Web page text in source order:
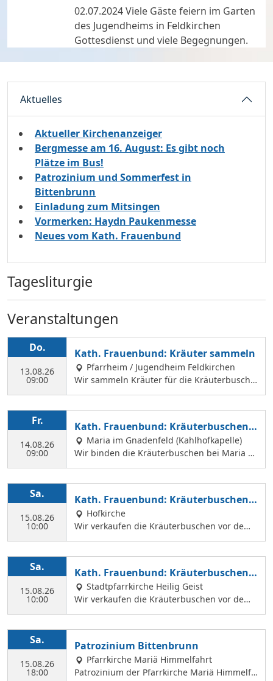
02.07.2024Viele Gäste feiern im Garten
des Jugendheims in Feldkirchen
Gottesdienst und viele Begegnungen.
Aktuelles
Aktueller Kirchenanzeiger
Bergmesse am 16. August: Es gibt noch
Plätze im Bus!
Patrozinium und Sommerfest in
Bittenbrunn
Einladung zum Mitsingen
Vormerken: Haydn Paukenmesse
Neues vom Kath. Frauenbund
Tagesliturgie
Veranstaltungen
Do.
13.08.26
09:00
Kath. Frauenbund: Kräuter sammeln
Pfarrheim / Jugendheim Feldkirchen
Wir sammeln Kräuter für die Kräuterbusche
n, die wir am 14. August binden und an Mar
Margit Ettig am Jugendheim Feldkirchen.
Fr.
14.08.26
09:00
Kath. Frauenbund: Kräuterbuschen b
inden
Maria im Gnadenfeld (Kahlhofkapelle)
Wir binden die Kräuterbuschen bei Maria a
m Kahlhof. Wir brauchen viele Helferinnen z
der Hl. Geist Kirche Kräuterbuschen verkauf
en können.
Sa.
15.08.26
10:00
Kath. Frauenbund: Kräuterbuschen V
erkauf
Hofkirche
Wir verkaufen die Kräuterbuschen vor dem
Festgottesdienst in der Hofkirche.
Sa.
15.08.26
10:00
Kath. Frauenbund: Kräuterbuschen V
erkauf
Stadtpfarrkirche Heilig Geist
Wir verkaufen die Kräuterbuschen vor dem
Festgottesdienst in der Hl. Geist Kirche.
Sa.
15.08.26
18:00
Patrozinium Bittenbrunn
Pfarrkirche Mariä Himmelfahrt
Patrozinium der Pfarrkirche Mariä Himmelfa